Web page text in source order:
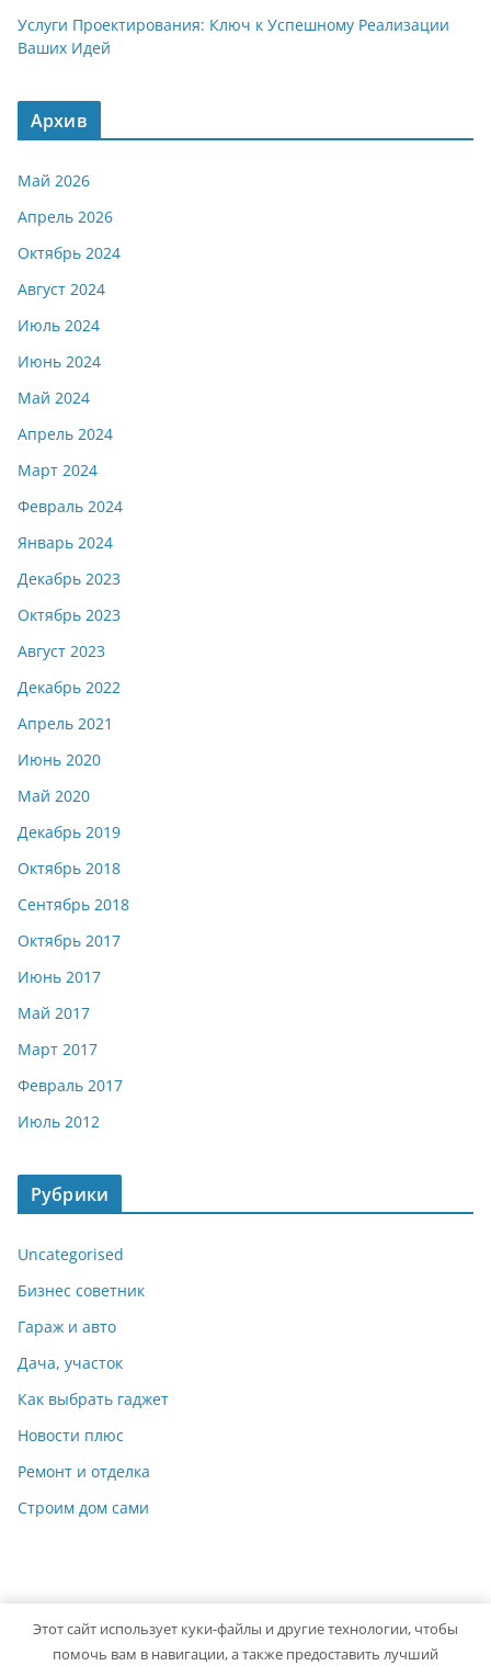
Услуги Проектирования: Ключ к Успешному Реализации
Ваших Идей
Архив
Май 2026
Апрель 2026
Октябрь 2024
Август 2024
Июль 2024
Июнь 2024
Май 2024
Апрель 2024
Март 2024
Февраль 2024
Январь 2024
Декабрь 2023
Октябрь 2023
Август 2023
Декабрь 2022
Апрель 2021
Июнь 2020
Май 2020
Декабрь 2019
Октябрь 2018
Сентябрь 2018
Октябрь 2017
Июнь 2017
Май 2017
Март 2017
Февраль 2017
Июль 2012
Рубрики
Uncategorised
Бизнес советник
Гараж и авто
Дача, участок
Как выбрать гаджет
Новости плюс
Ремонт и отделка
Строим дом сами
Copyright © 2026 Мастер на Все Руки. Powered byColorMag
Этот сайт использует куки-файлы и другие технологии, чтобы
помочь вам в навигации, а также предоставить лучший